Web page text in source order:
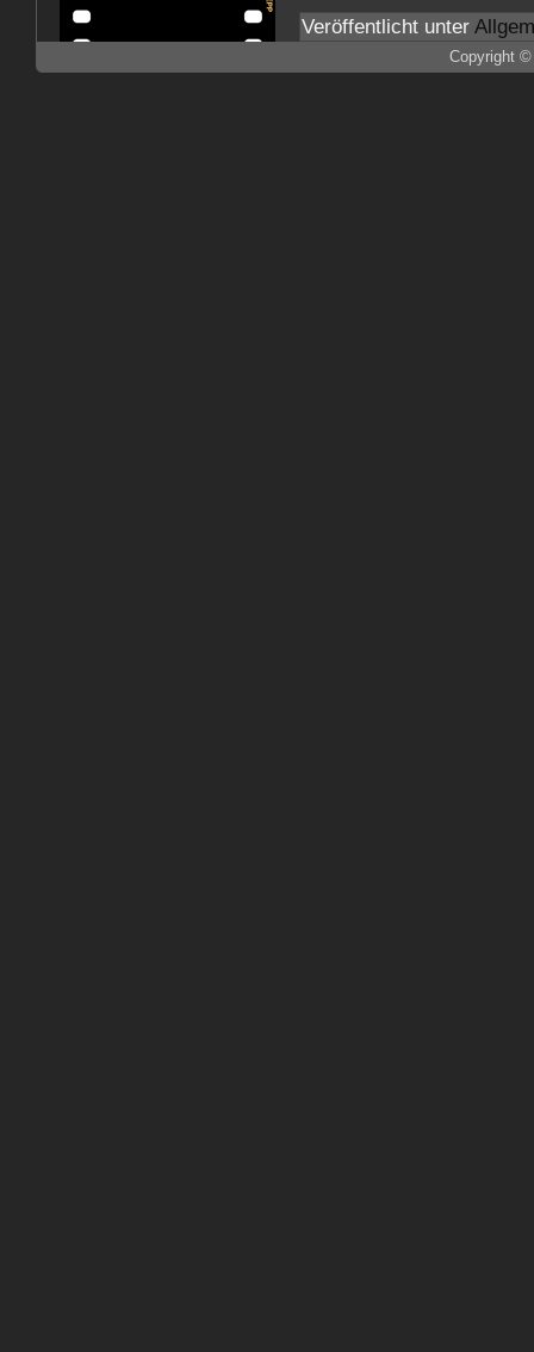
Veröffentlicht unter
Copyright ©